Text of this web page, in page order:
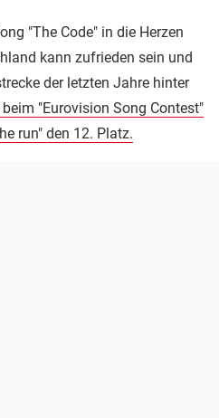
"The Code" in die Herzen
kann zufrieden sein und
der letzten Jahre hinter
beim "Eurovision Song Contest"
run" den 12. Platz.